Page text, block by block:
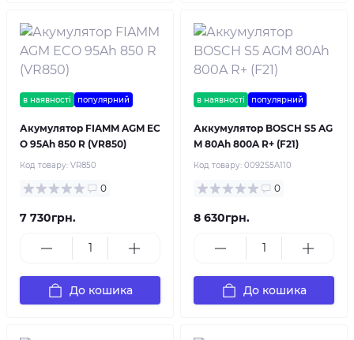
в наявності популярний
Акумулятор FIAMM AGM EC
O 95Ah 850 R (VR850)
Код товару: VR850
0
7 730грн.
До кошика
в наявності популярний
Аккумулятор BOSCH S5 AG
M 80Ah 800A R+ (F21)
Код товару: 0092S5A110
0
8 630грн.
До кошика